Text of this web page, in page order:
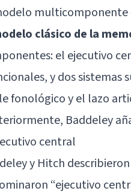
multicomponente
clásico de la
el ejecutivo
y dos
fonológico y el lazo
Baddeley
central
y Hitch
“ejecutivo